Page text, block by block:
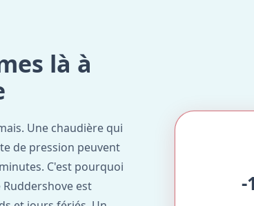
là à
Une chaudière qui
de pression peuvent
C'est pourquoi
Ruddershove est
-